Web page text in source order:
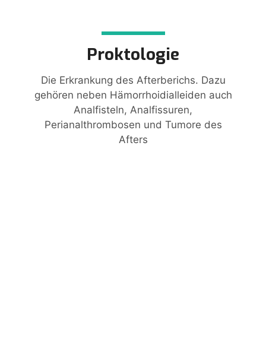
Proktologie
Die Erkrankung des Afterberichs. Dazu
gehören neben Hämorrhoidialleiden auch
Analfisteln, Analfissuren,
Perianalthrombosen und Tumore des
Afters